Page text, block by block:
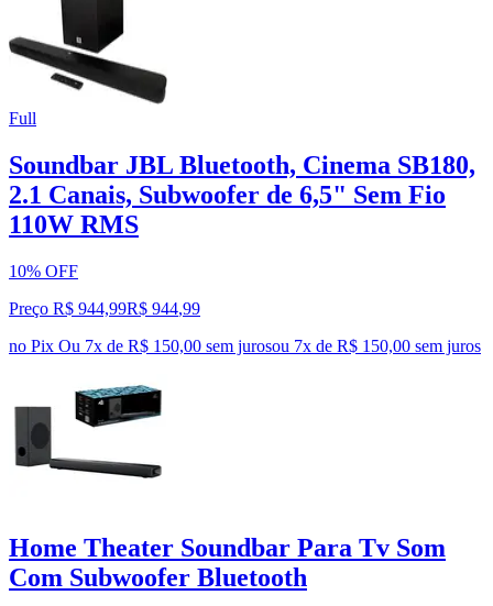
Full
Soundbar JBL Bluetooth, Cinema SB180,
2.1 Canais, Subwoofer de 6,5" Sem Fio
110W RMS
10% OFF
Preço R$ 944,99R$ 944,99
no Pix Ou 7x de R$ 150,00 sem jurosou 7x de R$ 150,00 sem juros
Home Theater Soundbar Para Tv Som
Com Subwoofer Bluetooth